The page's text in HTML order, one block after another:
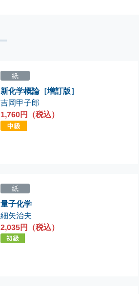
紙
新化学概論［増訂版］
吉岡甲子郎
1,760円（税込）
紙
量子化学
細矢治夫
2,035円（税込）